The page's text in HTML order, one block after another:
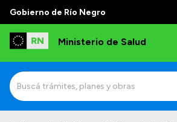
Gobierno de Río Negro
Ministerio de Salud